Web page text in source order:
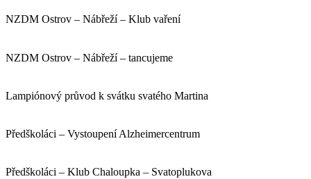
NZDM Ostrov – Nábřeží – Klub vaření
NZDM Ostrov – Nábřeží – tancujeme
Lampiónový průvod k svátku svatého Martina
Předškoláci – Vystoupení Alzheimercentrum
Předškoláci – Klub Chaloupka – Svatoplukova